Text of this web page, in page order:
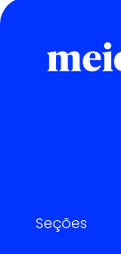
Seções